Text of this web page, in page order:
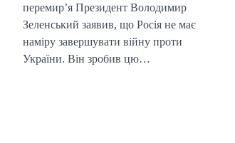
перемир’я Президент Володимир
Зеленський заявив, що Росія не має
наміру завершувати війну проти
України. Він зробив цю…